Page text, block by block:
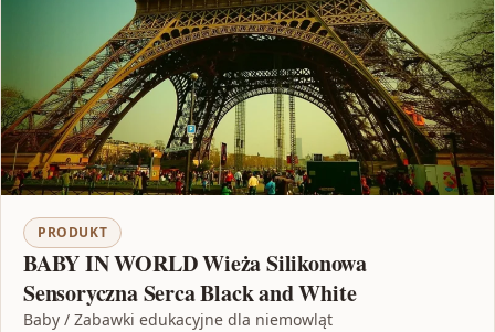
PRODUKT
BABY IN WORLD Wieża Silikonowa
Sensoryczna Serca Black and White
Baby / Zabawki edukacyjne dla niemowląt